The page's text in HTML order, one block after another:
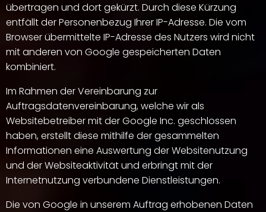
übertragen und dort gekürzt. Durch diese Kürzung
entfällt der Personenbezug Ihrer IP-Adresse. Die vom
Browser übermittelte IP-Adresse des Nutzers wird nicht
mit anderen von Google gespeicherten Daten
kombiniert.
Im Rahmen der Vereinbarung zur
Auftragsdatenvereinbarung, welche wir als
Websitebetreiber mit der Google Inc. geschlossen
haben, erstellt diese mithilfe der gesammelten
Informationen eine Auswertung der Websitenutzung
und der Websiteaktivität und erbringt mit der
Internetnutzung verbundene Dienstleistungen.
Die von Google in unserem Auftrag erhobenen Daten